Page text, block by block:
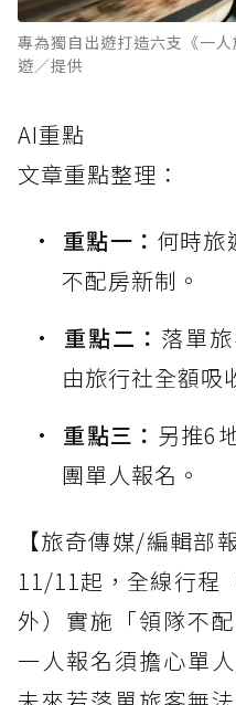
專為獨自出遊打造六支《一
AI重點
文章重點整理：
重點一： 何時
不配房新制。
重點二： 落單
由旅行社全額吸
重點三： 另推6
團單人報名。
【旅奇傳媒/編輯部
11/11起，全線行程
外）實施「領隊不
一人報名須擔心單